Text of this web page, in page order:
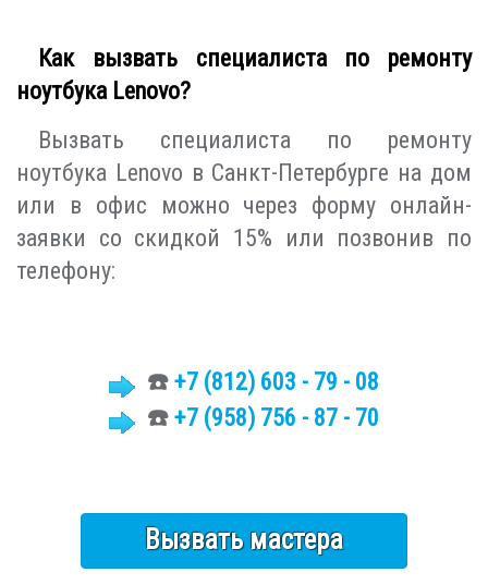
Как вызвать специалиста по ремонту
ноутбука Lenovo?
Вызвать специалиста по ремонту
ноутбука Lenovo в Санкт-Петербурге на дом
или в офис можно через форму онлайн-
заявки со скидкой 15% или позвонив по
телефону:
☎️ +7 (812) 603 - 79 - 08
☎️ +7 (958) 756 - 87 - 70
Вызвать мастера